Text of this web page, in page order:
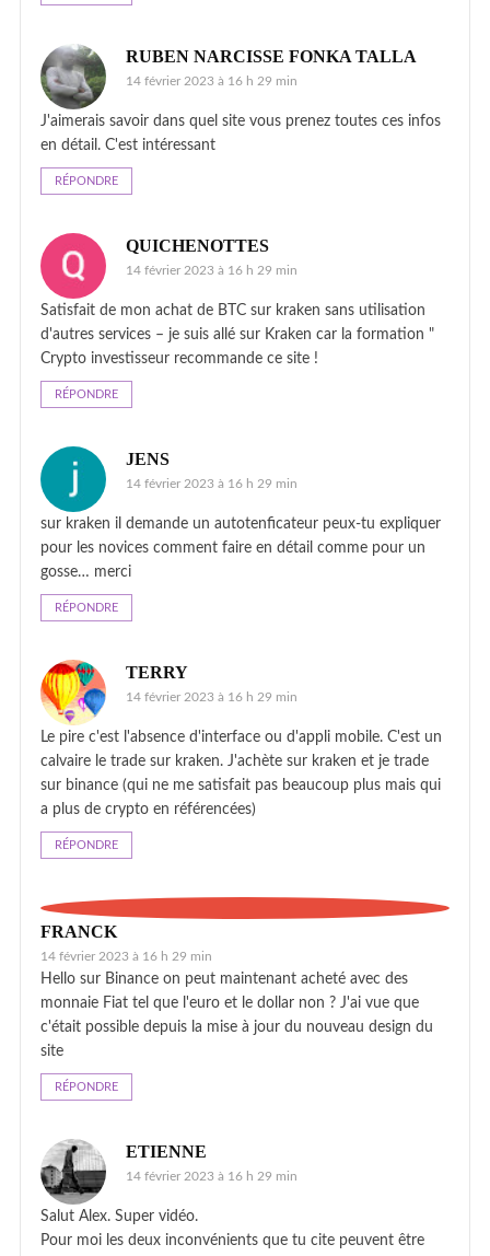
RUBEN NARCISSE FONKA TALLA
14 février 2023 à 16 h 29 min
J'aimerais savoir dans quel site vous prenez toutes ces infos
en détail. C'est intéressant
RÉPONDRE
QUICHENOTTES
14 février 2023 à 16 h 29 min
Satisfait de mon achat de BTC sur kraken sans utilisation
d'autres services – je suis allé sur Kraken car la formation "
Crypto investisseur recommande ce site !
RÉPONDRE
JENS
14 février 2023 à 16 h 29 min
sur kraken il demande un autotenficateur peux-tu expliquer
pour les novices comment faire en détail comme pour un
gosse… merci
RÉPONDRE
TERRY
14 février 2023 à 16 h 29 min
Le pire c'est l'absence d'interface ou d'appli mobile. C'est un
calvaire le trade sur kraken. J'achète sur kraken et je trade
sur binance (qui ne me satisfait pas beaucoup plus mais qui
a plus de crypto en référencées)
RÉPONDRE
FRANCK
14 février 2023 à 16 h 29 min
Hello sur Binance on peut maintenant acheté avec des
monnaie Fiat tel que l'euro et le dollar non ? J'ai vue que
c'était possible depuis la mise à jour du nouveau design du
site
RÉPONDRE
ETIENNE
14 février 2023 à 16 h 29 min
Salut Alex. Super vidéo.
Pour moi les deux inconvénients que tu cite peuvent être